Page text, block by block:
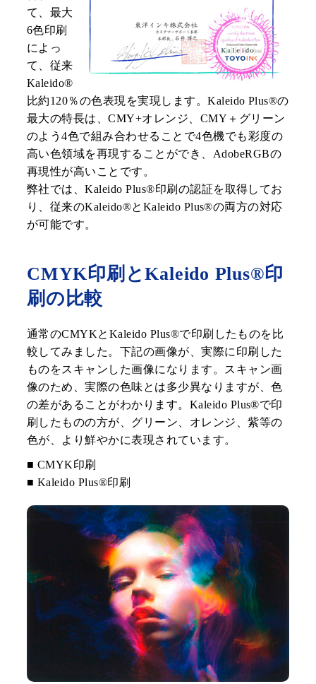
て、最大
6色印刷
によっ
て、従来
Kaleido®
比約120％の色表現を実現します。Kaleido Plus®の
最大の特長は、CMY+オレンジ、CMY＋グリーン
のよう4色で組み合わせることで4色機でも彩度の
高い色領域を再現することができ、AdobeRGBの
再現性が高いことです。
弊社では、Kaleido Plus®印刷の認証を取得してお
り、従来のKaleido®とKaleido Plus®の両方の対応
が可能です。
CMYK印刷とKaleido Plus®印
刷の比較
通常のCMYKとKaleido Plus®で印刷したものを比
較してみました。下記の画像が、実際に印刷した
ものをスキャンした画像になります。スキャン画
像のため、実際の色味とは多少異なりますが、色
の差があることがわかります。Kaleido Plus®で印
刷したものの方が、グリーン、オレンジ、紫等の
色が、より鮮やかに表現されています。
■ CMYK印刷
■ Kaleido Plus®印刷